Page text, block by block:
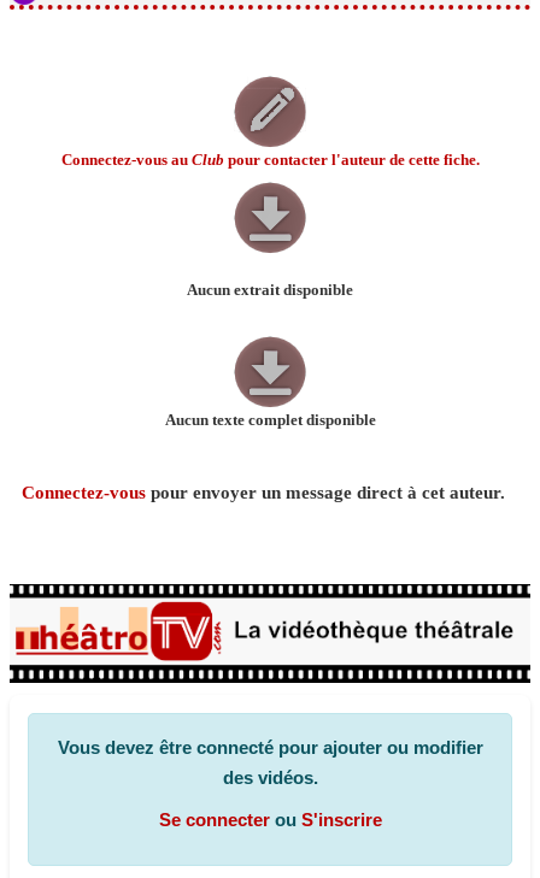
Connectez-vous au Club pour contacter l'auteur de cette fiche.
Aucun extrait disponible
Aucun texte complet disponible
Connectez-vous pour envoyer un message direct à cet auteur.
Vous devez être connecté pour ajouter ou modifier
des vidéos.
Se connecterou S'inscrire